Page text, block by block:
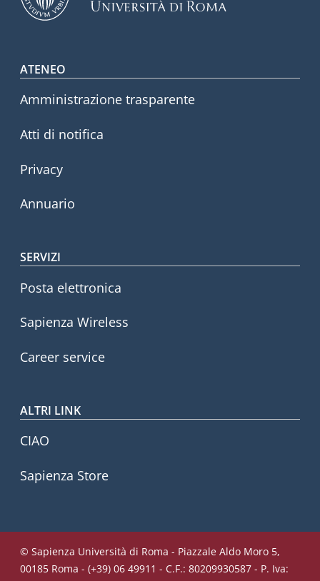
Footer menu
ATENEO
Amministrazione trasparente
Atti di notifica
Privacy
Annuario
SERVIZI
Posta elettronica
Sapienza Wireless
Career service
ALTRI LINK
CIAO
Sapienza Store
© Sapienza Università di Roma - Piazzale Aldo Moro 5,
00185 Roma - (+39) 06 49911 - C.F.: 80209930587 - P. Iva: